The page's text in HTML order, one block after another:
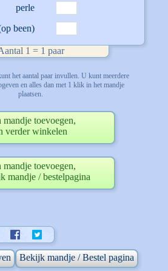
perle
been)
1 = 1 paar
het aantal paar invullen. U kunt meerdere
en alles dan met 1 klik in het mandje
plaatsen.
mandje toevoegen,
verder winkelen
mandje toevoegen,
mandje / bestelpagina
Bekijk mandje / Bestel pagina